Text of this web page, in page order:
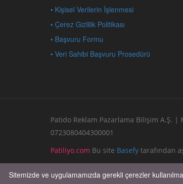
• Kişisel Verilerin İşlenmesi
• Çerez Gizlilik Politikası
• Başvuru Formu
• Veri Sahibi Başvuru Prosedürü
Patido Reklam Pazarlama Bilişim A.Ş. |
0723080404300001
Patiliyo.com Bu site Basefy tarafından
Sitemizde ve uygulamamızda gerekli çerezler